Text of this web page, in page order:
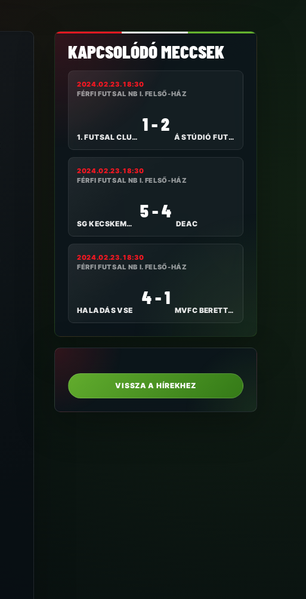
KAPCSOLÓDÓ MECCSEK
2024.02.23. 18:30
FÉRFI FUTSAL NB I. FELSŐ-HÁZ
1. FUTSAL CLUB VESZPRÉM
1 - 2
Á STÚDIÓ FUTSAL NYÍREGYHÁZA
2024.02.23. 18:30
FÉRFI FUTSAL NB I. FELSŐ-HÁZ
SG KECSKEMÉT FUTSAL
5 - 4
DEAC
2024.02.23. 18:30
FÉRFI FUTSAL NB I. FELSŐ-HÁZ
HALADÁS VSE
4 - 1
MVFC BERETTYÓÚJFALU
VISSZA A HÍREKHEZ